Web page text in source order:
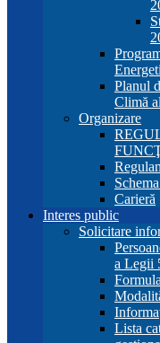
Planul
Climă
Organizare
Carieră
Interes public
Solicitare
a Legii
Lista